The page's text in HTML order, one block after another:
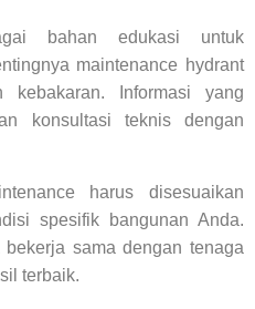
bahan edukasi untuk
maintenance hydrant
kebakaran. Informasi yang
konsultasi teknis dengan
harus disesuaikan
spesifik bangunan Anda.
sama dengan tenaga
terbaik.